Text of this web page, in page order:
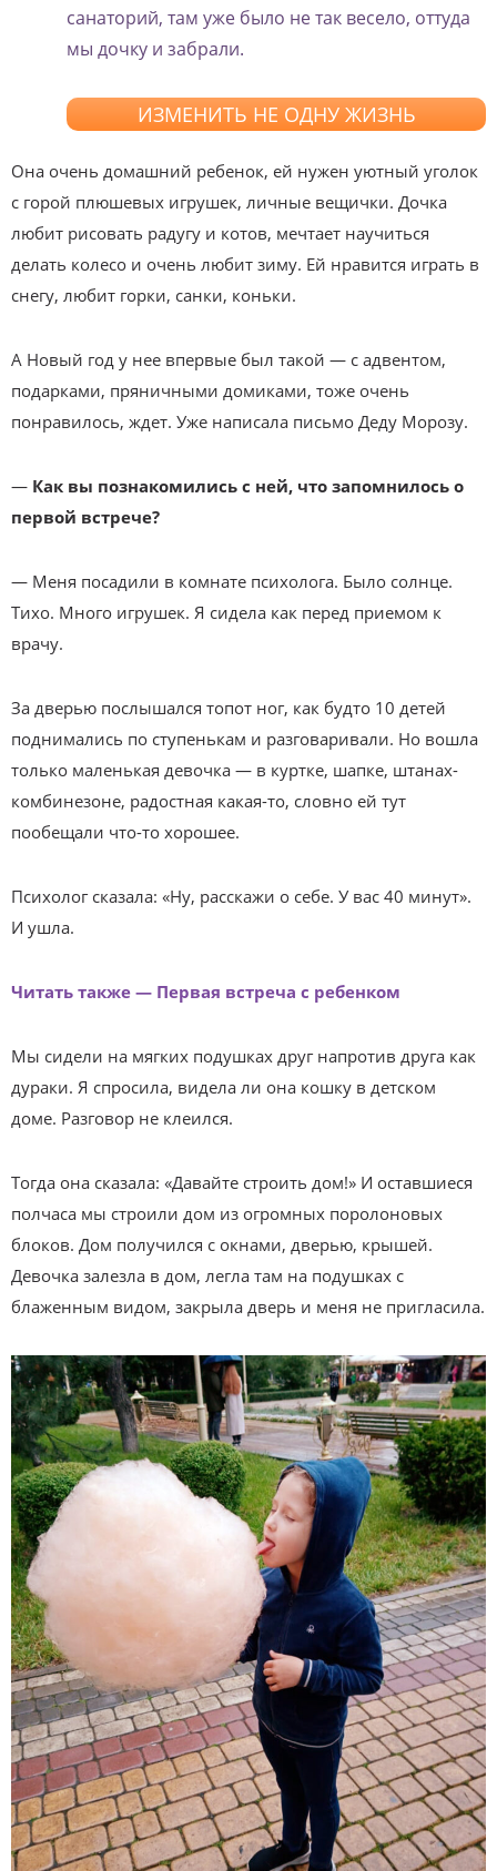
санаторий, там уже было не так весело, оттуда
мы дочку и забрали.
ИЗМЕНИТЬ НЕ ОДНУ ЖИЗНЬ
Она очень домашний ребенок, ей нужен уютный уголок
с горой плюшевых игрушек, личные вещички. Дочка
любит рисовать радугу и котов, мечтает научиться
делать колесо и очень любит зиму. Ей нравится играть в
снегу, любит горки, санки, коньки.
А Новый год у нее впервые был такой — с адвентом,
подарками, пряничными домиками, тоже очень
понравилось, ждет. Уже написала письмо Деду Морозу.
— Как вы познакомились с ней, что запомнилось о
первой встрече?
— Меня посадили в комнате психолога. Было солнце.
Тихо. Много игрушек. Я сидела как перед приемом к
врачу.
За дверью послышался топот ног, как будто 10 детей
поднимались по ступенькам и разговаривали. Но вошла
только маленькая девочка — в куртке, шапке, штанах-
комбинезоне, радостная какая-то, словно ей тут
пообещали что-то хорошее.
Психолог сказала: «Ну, расскажи о себе. У вас 40 минут».
И ушла.
Читать также — Первая встреча с ребенком
Мы сидели на мягких подушках друг напротив друга как
дураки. Я спросила, видела ли она кошку в детском
доме. Разговор не клеился.
Тогда она сказала: «Давайте строить дом!» И оставшиеся
полчаса мы строили дом из огромных поролоновых
блоков. Дом получился с окнами, дверью, крышей.
Девочка залезла в дом, легла там на подушках с
блаженным видом, закрыла дверь и меня не пригласила.